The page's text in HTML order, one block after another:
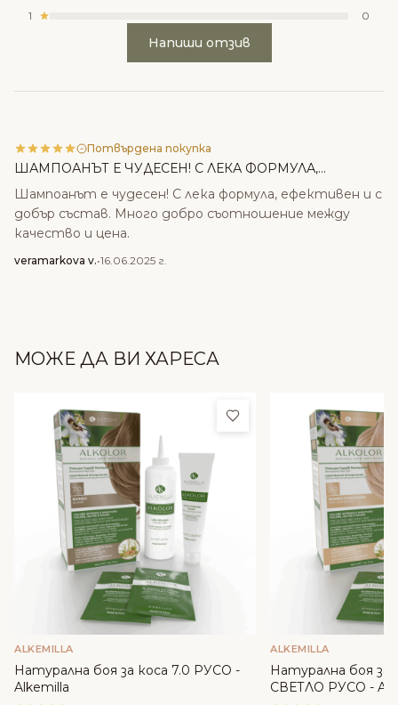
1
0
Напиши отзив
Потвърдена покупка
ШАМПОАНЪТ Е ЧУДЕСЕН! С ЛЕКА ФОРМУЛА,...
Шампоанът е чудесен! С лека формула, ефективен и с
добър състав. Много добро съотношение между
качество и цена.
veramarkova v.•16.06.2025 г.
МОЖЕ ДА ВИ ХАРЕСА
Добави в любими
ALKEMILLA
Натурална боя за коса 7.0 РУСО -
Alkemilla
ALKEMILLA
Натурална боя
СВЕТЛО РУСО -